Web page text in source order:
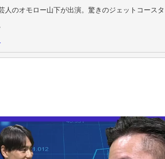
人のオモロー山下が出演。驚きのジェットコースタ